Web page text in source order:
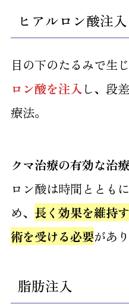
ヒアルロン酸注入
目の下のたるみで生
ロン酸を注入し、段
療法。
クマ治療の有効な治
ロン酸は時間ととも
め、 長く効果を維持
術を受ける必要があ
脂肪注入